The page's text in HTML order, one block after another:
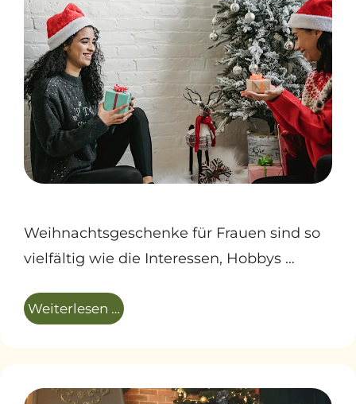
Weihnachtsgeschenke für Frauen sind so
vielfältig wie die Interessen, Hobbys …
Weiterlesen …